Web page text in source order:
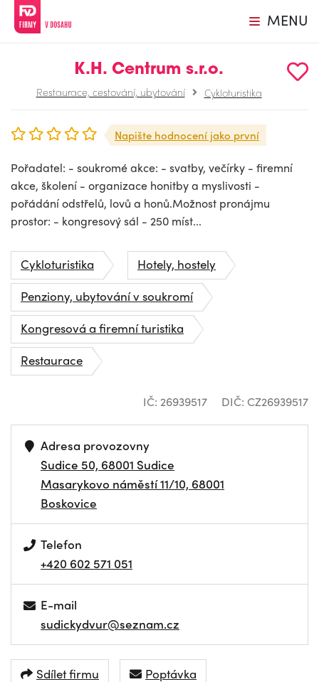
MENU
K.H. Centrum s.r.o.
Restaurace, cestování, ubytování Cykloturistika
Napište hodnocení jako první
Pořadatel: - soukromé akce: - svatby, večírky - firemní
akce, školení - organizace honitby a myslivosti -
pořádání odstřelů, lovů a honů.Možnost pronájmu
prostor: - kongresový sál - 250 míst...
Cykloturistika
Hotely, hostely
Penziony, ubytování v soukromí
Kongresová a firemní turistika
Restaurace
IČ: 26939517 DIČ: CZ26939517
Adresa provozovny
Sudice 50, 68001 Sudice
Masarykovo náměstí 11/10, 68001
Boskovice
Telefon
+420 602 571 051
E-mail
sudickydvur@seznam.cz
Sdílet firmu Poptávka